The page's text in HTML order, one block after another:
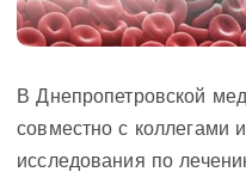
В Днепропетровской
совместно с коллегами
исследования по